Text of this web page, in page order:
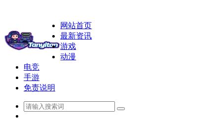
网站首页
最新资讯
游戏
动漫
电竞
手游
免责说明